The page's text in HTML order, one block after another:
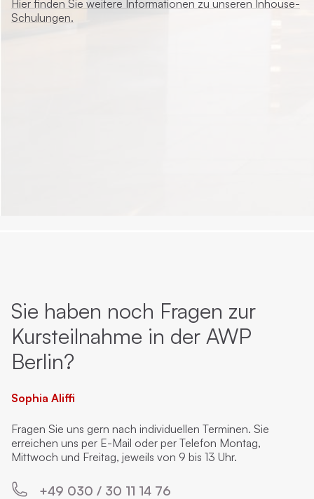
Hier finden Sie weitere Informationen zu unseren Inhouse-
Schulungen.
Sie haben noch Fragen zur
Kursteilnahme in der AWP
Berlin?
Sophia Aliffi
Fragen Sie uns gern nach individuellen Terminen. Sie
erreichen uns per E-Mail oder per Telefon Montag,
Mittwoch und Freitag, jeweils von 9 bis 13 Uhr.
+49 030 / 30 11 14 76